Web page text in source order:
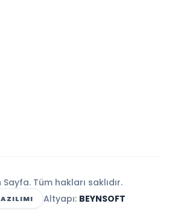
Tüm hakları saklıdır.
Altyapı: BEYNSOFT